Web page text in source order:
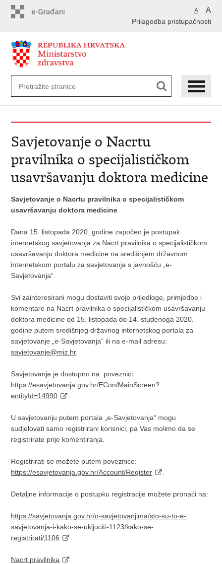
A A
Prilagodba pristupačnosti
Savjetovanje o Nacrtu
pravilnika o specijalističkom
usavršavanju doktora medicine
Savjetovanje o Nacrtu pravilnika o specijalističkom
usavršavanju doktora medicine
Dana 15. listopada 2020. godine započeo je postupak
internetskog savjetovanja za Nacrt pravilnika o specijalističkom
usavršavanju doktora medicine na središnjem državnom
internetskom portalu za savjetovanja s javnošću „e-
Savjetovanja“.
Svi zainteresirani mogu dostaviti svoje prijedloge, primjedbe i
komentare na Nacrt pravilnika o specijalističkom usavršavanju
doktora medicine od 15. listopada do 14. studenoga 2020.
godine putem središnjeg državnog internetskog portala za
savjetovanje „e-Savjetovanja" ili na e-mail adresu:
savjetovanje@miz.hr.
Savjetovanje je dostupno na poveznici:
https://esavjetovanja.gov.hr/ECon/MainScreen?
entityId=14990
U savjetovanju putem portala „e-Savjetovanja“ mogu
sudjelovati samo registrirani korisnici, pa Vas molimo da se
registrirate prije komentiranja.
Registrirati se možete putem poveznice:
https://esavjetovanja.gov.hr/Account/Register
Detaljne informacije o postupku registracije možete pronaći na:
https://savjetovanja.gov.hr/o-savjetovanjima/sto-su-to-e-
savjetovanja-i-kako-se-ukljuciti-1123/kako-se-
registrirati/1106
Nacrt pravilnika